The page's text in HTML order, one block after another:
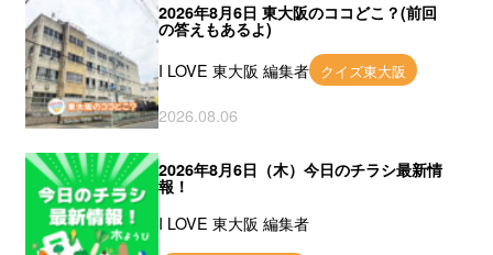
2026年8月6日 東大阪のココどこ？(前回
の答えもあるよ)
I LOVE 東大阪 編集者 クイズ東大阪
2026.08.06
2026年8月6日（木）今日のチラシ最新情
報！
I LOVE 東大阪 編集者